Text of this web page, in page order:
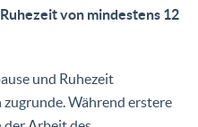
Ruhezeit von mindestens 12
und Ruhezeit
Während erstere